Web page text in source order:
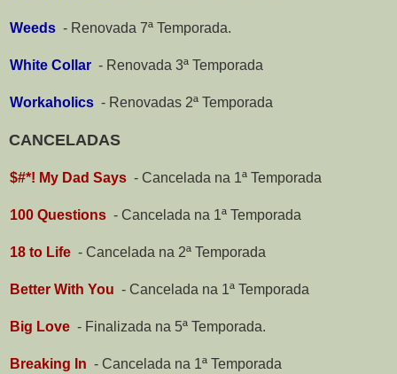
Weeds - Renovada 7ª Temporada.
White Collar - Renovada 3ª Temporada
Workaholics - Renovadas 2ª Temporada
CANCELADAS
$#*! My Dad Says - Cancelada na 1ª Temporada
100 Questions - Cancelada na 1ª Temporada
18 to Life - Cancelada na 2ª Temporada
Better With You - Cancelada na 1ª Temporada
Big Love - Finalizada na 5ª Temporada.
Breaking In - Cancelada na 1ª Temporada